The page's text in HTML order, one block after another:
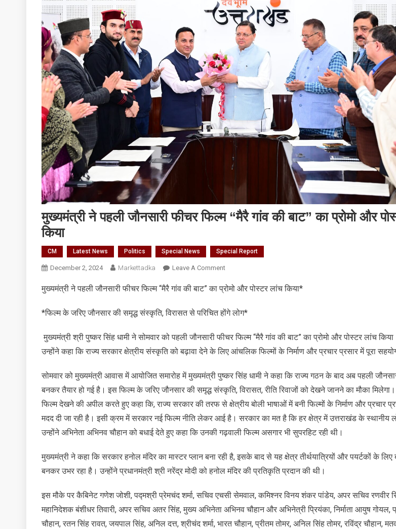
मुख्यमंत्री ने पहली जौनसारी फीचर फिल्म “मैरै गांव की बाट” का प्रोमो और
किया
CM Latest News Politics Special News Special Report
December 2, 2024 Markettadka Leave A CommentOn
ने
जौनसारी
फिल्म
“मैरै
की
का
प्रोमो
और
पोस्टर
किया
मुख्यमंत्री ने पहली जौनसारी फीचर फिल्म “मैरै गांव की बाट” का प्रोमो और पोस्टर लांच किया*
*फिल्म के जरिए जौनसार की समृद्ध संस्कृति, विरासत से परिचित होंगे लोग*
मुख्यमंत्री श्री पुष्कर सिंह धामी ने सोमवार को पहली जौनसारी फीचर फिल्म “मैरै गांव की बाट” का प्रोमो और पोस्टर लांच
उन्होंने कहा कि राज्य सरकार क्षेत्रीय संस्कृति को बढ़ावा देने के लिए आंचलिक फिल्मों के निर्माण और प्रचार प्रसार में पूरा
सोमवार को मुख्यमंत्री आवास में आयोजित समारोह में मुख्यमंत्री पुष्कर सिंह धामी ने कहा कि राज्य गठन के बाद अब पहली
बनकर तैयार हो गई है। इस फिल्म के जरिए जौनसार की समृद्ध संस्कृति, विरासत, रीति रिवाजों को देखने जानने का मौका
फिल्म देखने की अपील करते हुए कहा कि, राज्य सरकार की तरफ से क्षेत्रीय बोली भाषाओं में बनी फिल्मों के निर्माण और प्रचार
मदद दी जा रही है। इसी क्रम में सरकार नई फिल्म नीति लेकर आई है। सरकार का मत है कि हर क्षेत्र में उत्तराखंड के
उन्होंने अभिनेता अभिनव चौहान को बधाई देते हुए कहा कि उनकी गढ़वाली फिल्म असगार भी सुपरहिट रही थी।
मुख्यमंत्री ने कहा कि सरकार हनोल मंदिर का मास्टर प्लान बना रही है, इसके बाद से यह क्षेत्र तीर्थयात्रियों और पयर्टकों के
बनकर उभर रहा है। उन्होंने प्रधानमंत्री श्री नरेंद्र मोदी को हनोल मंदिर की प्रतिकृति प्रदान की थी।
इस मौके पर कैबिनेट गणेश जोशी, पद्मश्री प्रेमचंद शर्मा, सचिव एचसी सेमवाल, कमिश्नर विनय शंकर पांडेय, अपर सचिव रणवीर
महानिदेशक बंशीधर तिवारी, अपर सचिव अतर सिंह, मुख्य अभिनेता अभिनव चौहान और अभिनेत्री प्रियंका, निर्माता आयुष गोयल,
चौहान, रतन सिंह रावत, जयपाल सिंह, अनिल दत्त, श्रीचंद शर्मा, भारत चौहान, प्रीतम तोमर, अनिल सिंह तोमर, रविंद्र चौहान,